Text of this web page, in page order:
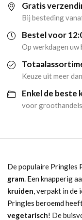
(BOL)
aantal
Gratis
Bij besteding
Bestel voor
Op werkdagen
Keuze uit meer
Enkel de beste
voor
De populaire Pringles
gram. Een knapperig
kruiden, verpakt in de
Pringles beroemd
vegetarisch! De